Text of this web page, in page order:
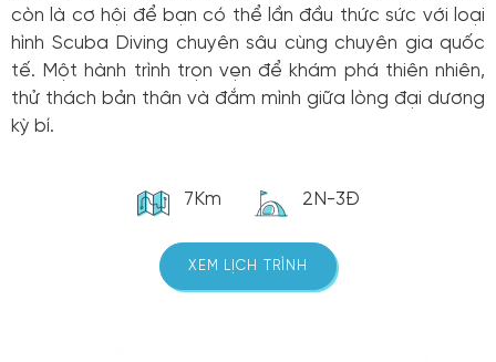
còn là cơ hội để bạn có thể lần đầu thức sức với loại
hình Scuba Diving chuyên sâu cùng chuyên gia quốc
tế. Một hành trình trọn vẹn để khám phá thiên nhiên,
thử thách bản thân và đắm mình giữa lòng đại dương
kỳ bí.
7Km 2N-3Đ
XEM LỊCH TRÌNH